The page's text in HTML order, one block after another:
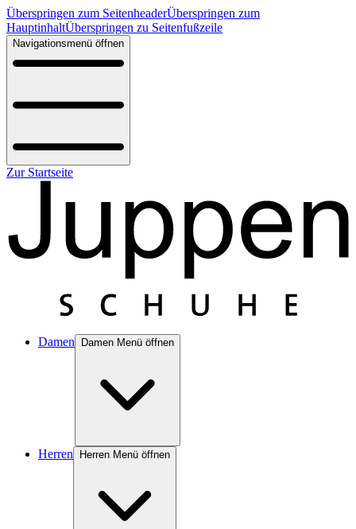
Überspringen zum SeitenheaderÜberspringen zum
HauptinhaltÜberspringen zu Seitenfußzeile
Navigationsmenü öffnen
Zur Startseite
Damen Damen Menü öffnen
Herren Herren Menü öffnen